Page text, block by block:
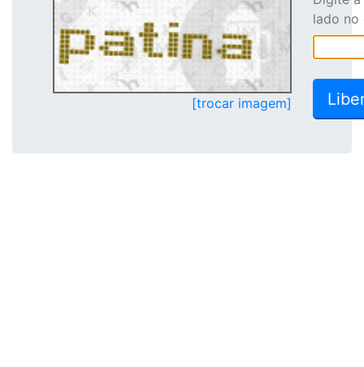
[trocar imagem]
lado no